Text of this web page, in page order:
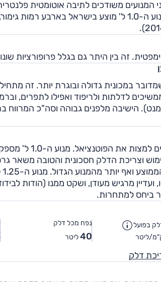
במכונית גדולה ובוגרת יותר. זה
לדלתות ולריפוד ואפילו לתפרים,
הישיבה מלפנים גבוהה וסה"כ
תגובת דוושה
מרגיש מעודן, ושקט ממנו (הודות
בפועל
ליטר
נפח מכל דלק
40ליטר
דלק